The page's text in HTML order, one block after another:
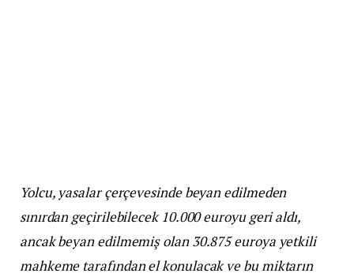
Yolcu, yasalar çerçevesinde beyan edilmeden
sınırdan geçirilebilecek 10.000 euroyu geri aldı,
ancak beyan edilmemiş olan 30.875 euroya yetkili
mahkeme tarafından el konulacak ve bu miktarın